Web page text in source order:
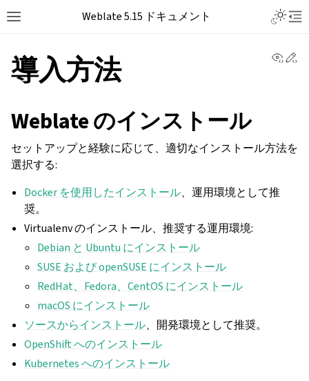
Weblate 5.15 ドキュメント
導入方法
Weblate のインストール
セットアップと経験に応じて、適切なインストール方法を
選択する:
Docker を使用したインストール、運用環境として推
奨。
Virtualenv のインストール、推奨する運用環境:
Debian と Ubuntu にインストール
SUSE および openSUSE にインストール
RedHat、Fedora、CentOS にインストール
macOS にインストール
ソースからインストール、開発環境として推奨。
OpenShift へのインストール
Kubernetes へのインストール